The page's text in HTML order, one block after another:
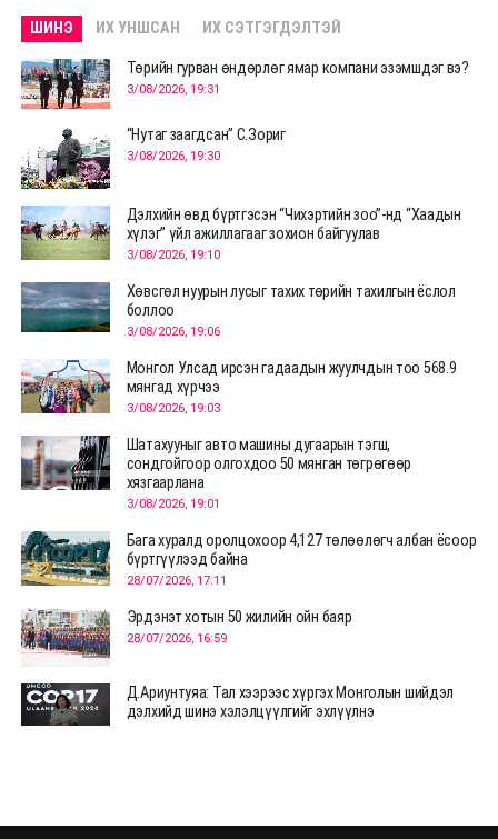
ШИНЭ ИХ УНШСАН ИХ СЭТГЭГДЭЛТЭЙ
Төрийн гурван өндөрлөг ямар компани эзэмшдэг вэ?
3/08/2026, 19:31
“Нутаг заагдсан” С.Зориг
3/08/2026, 19:30
Дэлхийн өвд бүртгэсэн “Чихэртийн зоо”-нд “Хаадын
хүлэг” үйл ажиллагааг зохион байгуулав
3/08/2026, 19:10
Хөвсгөл нуурын лусыг тахих төрийн тахилгын ёслол
боллоо
3/08/2026, 19:06
Монгол Улсад ирсэн гадаадын жуулчдын тоо 568.9
мянгад хүрчээ
3/08/2026, 19:03
Шатахууныг авто машины дугаарын тэгш,
сондгойгоор олгохдоо 50 мянган төгрөгөөр
хязгаарлана
3/08/2026, 19:01
Бага хуралд оролцохоор 4,127 төлөөлөгч албан ёсоор
бүртгүүлээд байна
28/07/2026, 17:11
Эрдэнэт хотын 50 жилийн ойн баяр
28/07/2026, 16:59
Д.Ариунтуяа: Тал хээрээс хүргэх Монголын шийдэл
дэлхийд шинэ хэлэлцүүлгийг эхлүүлнэ